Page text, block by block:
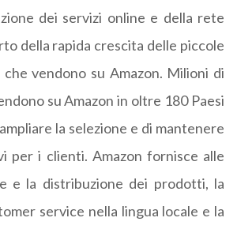
dei servizi online e della rete
della rapida crescita delle piccole
vendono su Amazon. Milioni di
su Amazon in oltre 180 Paesi
la selezione e di mantenere
per i clienti. Amazon fornisce alle
e la distribuzione dei prodotti, la
service nella lingua locale e la